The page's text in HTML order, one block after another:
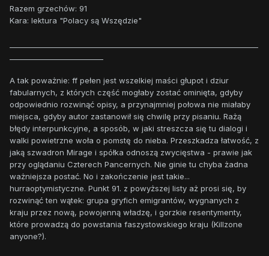
Razem grzechów: 91
Kara: lektura "Polacy są Wszędzie"
A tak poważnie: ff pełen jest wszelkiej maści głupot i dziur
fabularnych, z których część mogłaby zostać ominięta, gdyby
odpowiednio rozwinąć opisy, a przynajmniej połowa nie miałaby
miejsca, gdyby autor zastanowił się chwilę przy pisaniu. Rażą
błędy interpunkcyjne, a sposób, w jaki streszcza się tu dialogi i
walki powietrzne woła o pomstę do nieba. Przeszkadza łatwość, z
jaką szwadron Mirage i spółka odnoszą zwycięstwa - prawie jak
przy oglądaniu Czterech Pancernych. Nie ginie tu chyba żadna
ważniejsza postać. No i zakończenie jest takie...
hurraoptymistyczne. Punkt 91. z powyższej listy aż prosi się, by
rozwinąć ten wątek: grupa gryfich emigrantów, wygnanych z
kraju przez nową, powojenną władzę, i gorzkie resentymenty,
które prowadzą do powstania faszystowskiego kraju (Killzone
anyone?).